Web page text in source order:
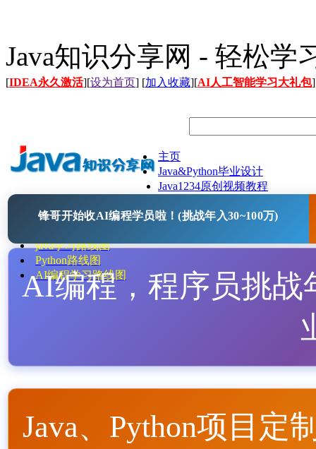
Java知识分享网 - 轻松学
[IDEA永久激活][设为首页] [加入收藏][AI人工智能学习大礼包]
主页
Java&Python毕业设计
Java1234原创视频教程
Java开源项目
java学习路线图
Python路线图
AI编程学习路线图
锋哥开始收AI编程学员啦！(挑战年入30~100万)
AI编程，程序员挑战
Java、Python项目定